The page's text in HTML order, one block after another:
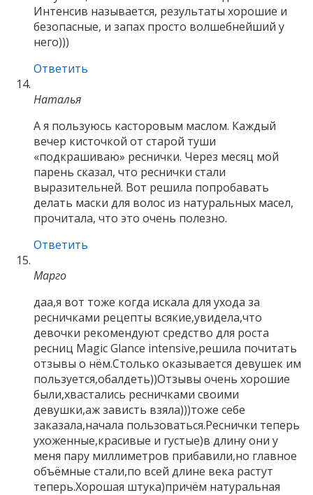
Интенсив называется, результаты хорошие и
безопасные, и запах просто волшебнейший у
него)))
Ответить
Наталья
А я пользуюсь касторовым маслом. Каждый
вечер кисточкой от старой туши
«подкрашиваю» реснички. Через месяц мой
парень сказал, что реснички стали
выразительней. Вот решила попробавать
делать маски для волос из натуральных масел,
прочитала, что это очень полезно.
Ответить
Марго
даа,я вот тоже когда искала для ухода за
ресничками рецепты всякие,увидела,что
девочки рекомендуют средство для роста
ресниц Magic Glance intensive,решила почитать
отзывы о нём.Столько оказывается девушек им
пользуется,обалдеть))Отзывы очень хорошие
были,хвастались ресничками своими
девушки,аж зависть взяла)))тоже себе
заказала,начала пользоваться.Реснички теперь
ухоженные,красивые и густые)в длину они у
меня пару миллиметров прибавили,но главное
объёмные стали,по всей длине века растут
теперь.Хорошая штука)причём натуральная